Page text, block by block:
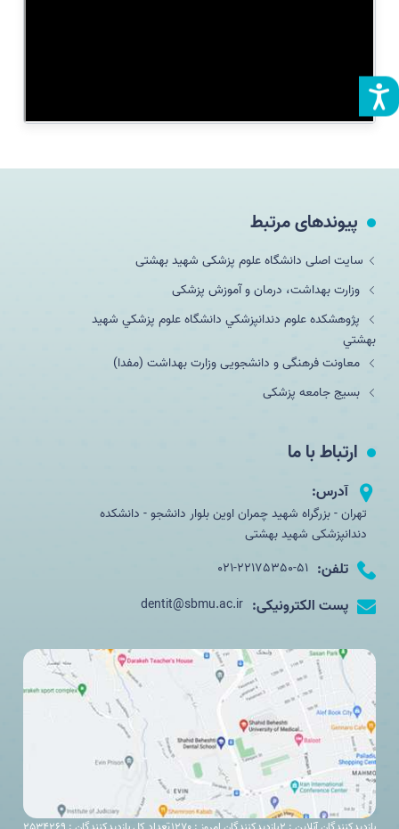
پیوندهای مرتبط
سایت اصلی دانشگاه علوم پزشکی شهید بهشتی
وزارت بهداشت، درمان و آموزش پزشکی
پژوهشکده علوم دندانپزشكي دانشگاه علوم پزشكي شهيد
بهشتي
معاونت فرهنگی و دانشجویی وزارت بهداشت (مفدا)
بسیج جامعه پزشکی
ارتباط با ما
آدرس:
تهران - بزرگراه شهید چمران اوین بلوار دانشجو - دانشکده
دندانپزشکی شهید بهشتی
تلفن: 021-22175350-51
پست الکترونیکی: dentit@sbmu.ac.ir